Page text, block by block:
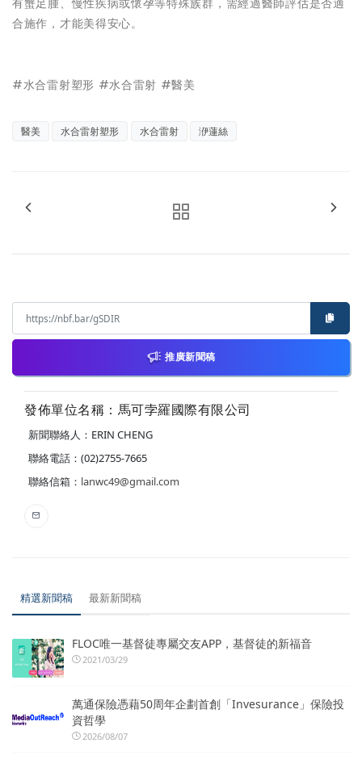
有蟹足腫、慢性疾病或懷孕等特殊族群，需經過醫師評估是否適
合施作，才能美得安心。
#水合雷射塑形 #水合雷射 #醫美
醫美 水合雷射塑形 水合雷射 洢蓮絲
推廣新聞稿
發佈單位名稱：馬可孛羅國際有限公司
新聞聯絡人：ERIN CHENG
聯絡電話：(02)2755-7665
聯絡信箱： lanwc49@gmail.com
精選新聞稿 最新新聞稿
FLOC唯一基督徒專屬交友APP，基督徒的新福音
2021/03/29
萬通保險憑藉50周年企劃首創「Invesurance」保險投
資哲學
2026/08/07